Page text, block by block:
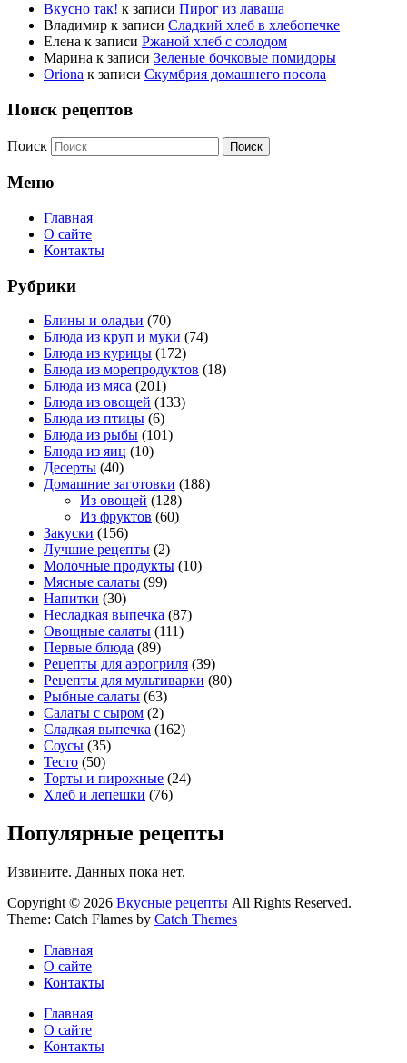
Вкусно так! к записи Пирог из лаваша
Владимир к записи Сладкий хлеб в хлебопечке
Елена к записи Ржаной хлеб с солодом
Марина к записи Зеленые бочковые помидоры
Oriona к записи Скумбрия домашнего посола
Поиск рецептов
Поиск
Меню
Главная
О сайте
Контакты
Рубрики
Блины и оладьи (70)
Блюда из круп и муки (74)
Блюда из курицы (172)
Блюда из морепродуктов (18)
Блюда из мяса (201)
Блюда из овощей (133)
Блюда из птицы (6)
Блюда из рыбы (101)
Блюда из яиц (10)
Десерты (40)
Домашние заготовки (188)
Из овощей (128)
Из фруктов (60)
Закуски (156)
Лучшие рецепты (2)
Молочные продукты (10)
Мясные салаты (99)
Напитки (30)
Несладкая выпечка (87)
Овощные салаты (111)
Первые блюда (89)
Рецепты для аэрогриля (39)
Рецепты для мультиварки (80)
Рыбные салаты (63)
Салаты с сыром (2)
Сладкая выпечка (162)
Соусы (35)
Тесто (50)
Торты и пирожные (24)
Хлеб и лепешки (76)
Популярные рецепты
Извините. Данных пока нет.
Copyright © 2026 Вкусные рецепты All Rights Reserved.
Theme: Catch Flames by Catch Themes
Главная
О сайте
Контакты
Главная
О сайте
Контакты